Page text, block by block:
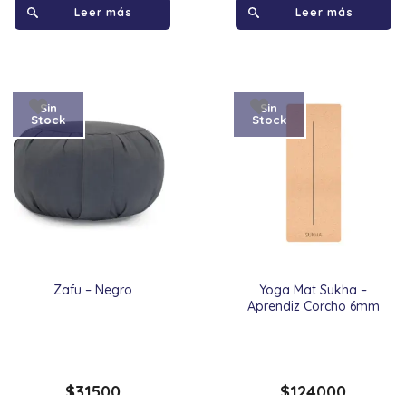
Leer más Leer más
Zafu – Negro
Sin
Stock
Yoga Mat Sukha –
Aprendiz Corcho 6mm
Sin
Stock